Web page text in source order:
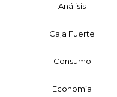
Análisis
Caja Fuerte
Consumo
Economía